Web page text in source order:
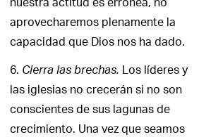
aprovecharemos plenamente la
capacidad que Dios nos ha dado.
6.Cierra lasbrechas.Los líderes y
las iglesias no crecerán si no son
conscientes de sus lagunas de
crecimiento. Una vez que seamos